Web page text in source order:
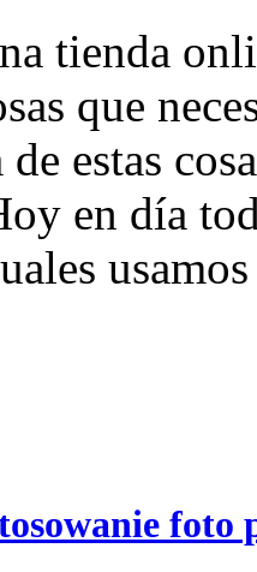
tienda
que
estas
en día
foto